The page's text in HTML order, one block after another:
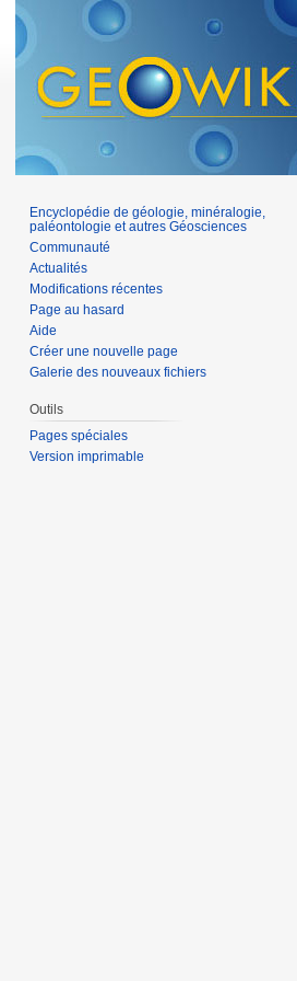
Encyclopédie de géologie, minéralogie,
paléontologie et autres Géosciences
Communauté
Actualités
Modifications récentes
Page au hasard
Aide
Créer une nouvelle page
Galerie des nouveaux fichiers
Outils
Pages spéciales
Version imprimable